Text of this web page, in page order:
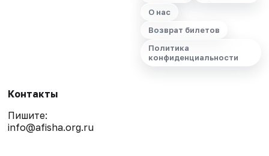
О нас
Возврат билетов
Политика
конфиденциальности
Контакты
Пишите:
info@afisha.org.ru